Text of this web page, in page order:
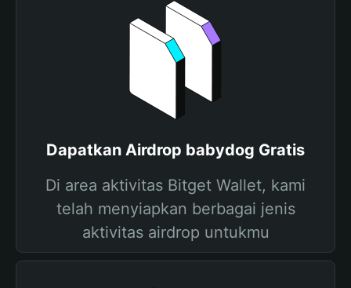
Dapatkan Airdrop babydog Gratis
Di area aktivitas Bitget Wallet, kami
telah menyiapkan berbagai jenis
aktivitas airdrop untukmu